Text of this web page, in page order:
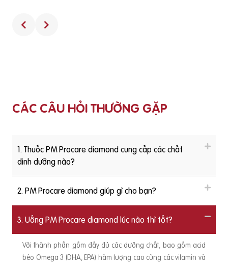
CÁC CÂU HỎI THƯỜNG GẶP
1. Thuốc PM Procare diamond cung cấp các chất
dinh dưỡng nào?
2. PM Procare diamond giúp gì cho bạn?
3. Uống PM Procare diamond lúc nào thì tốt?
Với thành phần gồm đầy đủ các dưỡng chất, bao gồm acid
béo Omega 3 (DHA, EPA) hàm lượng cao cùng các vitamin và